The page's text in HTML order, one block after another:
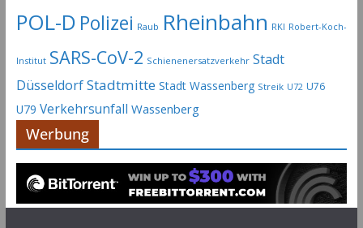
POL-D Polizei Raub Rheinbahn RKI Robert-Koch-
Institut SARS-CoV-2 Schienenersatzverkehr Stadt
DüsseldorfStadtmitte Stadt Wassenberg Streik U72 U76
U79 Verkehrsunfall Wassenberg
Werbung